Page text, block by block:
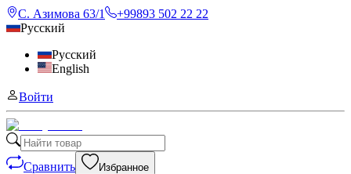
С. Азимова 63/1
+99893 502 22 22
Русский
Русский
English
Войти
Сравнить Избранное